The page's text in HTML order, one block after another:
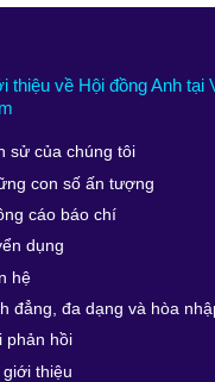
thiệu về Hội đồng Anh tại
sử của chúng tôi
con số ấn tượng
cáo báo chí
dụng
hệ
đẳng, đa dạng và hòa
phản hồi
giới thiệu